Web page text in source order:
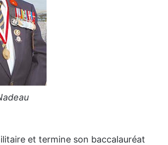
et termine son baccalauréat